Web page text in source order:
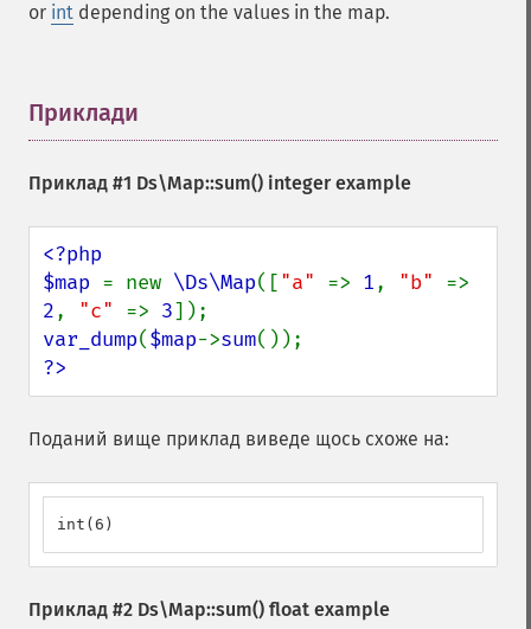
or int depending on the values in the map.
Приклади
Приклад #1 Ds\Map::sum() integer example
<?php
$map = new \Ds\Map(["a" => 1, "b"
2, "c" => 3
var_dump($map->sum
?>
Поданий вище приклад виведе щось схоже на:
int(6)
Приклад #2 Ds\Map::sum() float example